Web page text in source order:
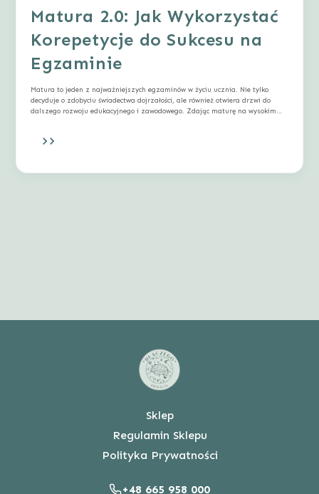
Matura 2.0: Jak Wykorzystać
Korepetycje do Sukcesu na
Egzaminie
Matura to jeden z najważniejszych egzaminów w życiu ucznia. Nie tylko
decyduje o zdobyciu świadectwa dojrzałości, ale również otwiera drzwi do
dalszego rozwoju edukacyjnego i zawodowego. Zdając maturę na wysokim…
Sklep
Regulamin Sklepu
Polityka Prywatności
+48 665 958 000